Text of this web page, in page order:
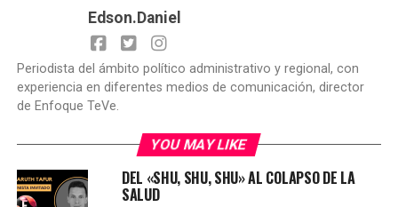
Edson.Daniel
Periodista del ámbito político administrativo y regional, con
experiencia en diferentes medios de comunicación, director
de Enfoque TeVe.
YOU MAY LIKE
DEL «SHU, SHU, SHU» AL COLAPSO DE LA
SALUD